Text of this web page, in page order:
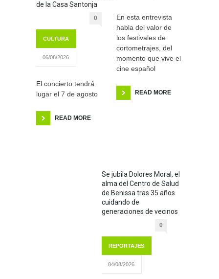
de la Casa Santonja
0
CULTURA
06/08/2026
El concierto tendrá
lugar el 7 de agosto
READ MORE
En esta entrevista
habla del valor de
los festivales de
cortometrajes, del
momento que vive el
cine español
READ MORE
Se jubila Dolores Moral, el
alma del Centro de Salud
de Benissa tras 35 años
cuidando de
generaciones de vecinos
0
REPORTAJES
04/08/2026